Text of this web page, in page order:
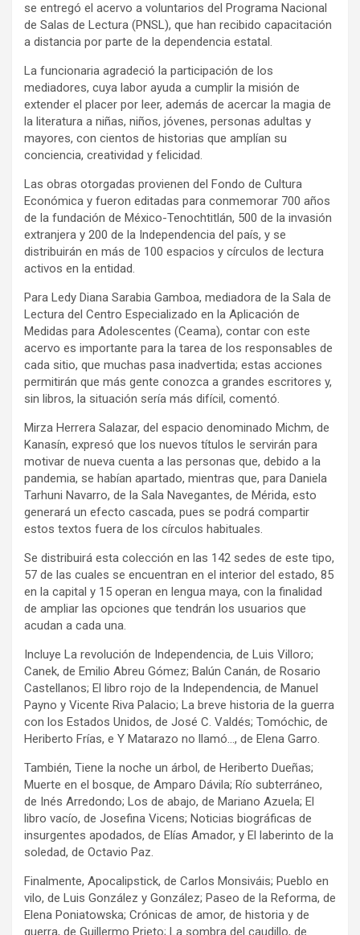
se entregó el acervo a voluntarios del Programa Nacional
de Salas de Lectura (PNSL), que han recibido capacitación
a distancia por parte de la dependencia estatal.
La funcionaria agradeció la participación de los
mediadores, cuya labor ayuda a cumplir la misión de
extender el placer por leer, además de acercar la magia de
la literatura a niñas, niños, jóvenes, personas adultas y
mayores, con cientos de historias que amplían su
conciencia, creatividad y felicidad.
Las obras otorgadas provienen del Fondo de Cultura
Económica y fueron editadas para conmemorar 700 años
de la fundación de México-Tenochtitlán, 500 de la invasión
extranjera y 200 de la Independencia del país, y se
distribuirán en más de 100 espacios y círculos de lectura
activos en la entidad.
Para Ledy Diana Sarabia Gamboa, mediadora de la Sala de
Lectura del Centro Especializado en la Aplicación de
Medidas para Adolescentes (Ceama), contar con este
acervo es importante para la tarea de los responsables de
cada sitio, que muchas pasa inadvertida; estas acciones
permitirán que más gente conozca a grandes escritores y,
sin libros, la situación sería más difícil, comentó.
Mirza Herrera Salazar, del espacio denominado Michm, de
Kanasín, expresó que los nuevos títulos le servirán para
motivar de nueva cuenta a las personas que, debido a la
pandemia, se habían apartado, mientras que, para Daniela
Tarhuni Navarro, de la Sala Navegantes, de Mérida, esto
generará un efecto cascada, pues se podrá compartir
estos textos fuera de los círculos habituales.
Se distribuirá esta colección en las 142 sedes de este tipo,
57 de las cuales se encuentran en el interior del estado, 85
en la capital y 15 operan en lengua maya, con la finalidad
de ampliar las opciones que tendrán los usuarios que
acudan a cada una.
Incluye La revolución de Independencia, de Luis Villoro;
Canek, de Emilio Abreu Gómez; Balún Canán, de Rosario
Castellanos; El libro rojo de la Independencia, de Manuel
Payno y Vicente Riva Palacio; La breve historia de la guerra
con los Estados Unidos, de José C. Valdés; Tomóchic, de
Heriberto Frías, e Y Matarazo no llamó…, de Elena Garro.
También, Tiene la noche un árbol, de Heriberto Dueñas;
Muerte en el bosque, de Amparo Dávila; Río subterráneo,
de Inés Arredondo; Los de abajo, de Mariano Azuela; El
libro vacío, de Josefina Vicens; Noticias biográficas de
insurgentes apodados, de Elías Amador, y El laberinto de la
soledad, de Octavio Paz.
Finalmente, Apocalipstick, de Carlos Monsiváis; Pueblo en
vilo, de Luis González y González; Paseo de la Reforma, de
Elena Poniatowska; Crónicas de amor, de historia y de
guerra, de Guillermo Prieto; La sombra del caudillo, de